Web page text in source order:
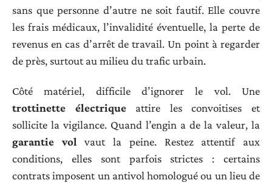
sans que personne d’autre ne soit fautif. Elle couvre
les frais médicaux, l’invalidité éventuelle, la perte de
revenus en cas d’arrêt de travail. Un point à regarder
de près, surtout au milieu du trafic urbain.
Côté matériel, difficile d’ignorer le vol. Une
trottinette électriqueattire les convoitises et
sollicite la vigilance. Quand l’engin a de la valeur, la
garantie vol vaut la peine. Restez attentif aux
conditions, elles sont parfois strictes : certains
contrats imposent un antivol homologué ou un lieu de